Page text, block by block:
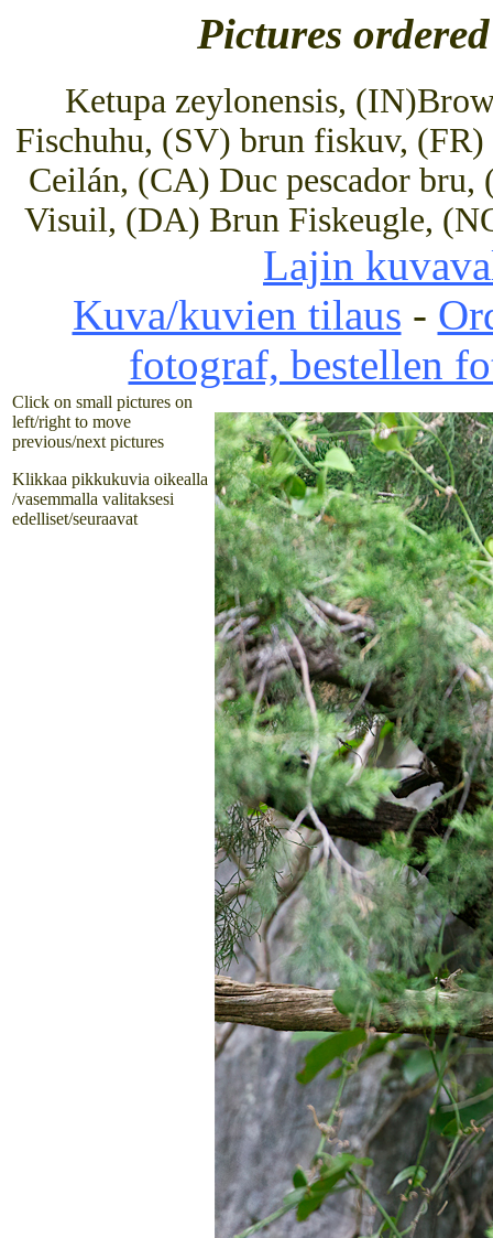
Pictures
Ketupa zeylonensis,
Fischuhu, (SV) brun fiskuv, (FR)
Ceilán, (CA) Duc pescador
Visuil, (DA) Brun Fiskeugle,
Lajin
Kuva/kuvien tilaus -
fotograf, bestellen
Click on small pictures on
left/right to move
previous/next pictures
Klikkaa pikkukuvia oikealla
/vasemmalla valitaksesi
edelliset/seuraavat